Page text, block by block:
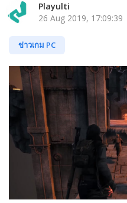
Playulti
26 Aug 2019, 17:09:39
ข่าวเกม PC